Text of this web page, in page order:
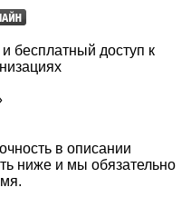
бесплатный доступ к
в описании
ниже и мы обязательно